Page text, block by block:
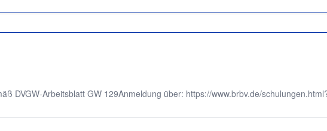
DVGW-Arbeitsblatt GW 129Anmeldung über: https://www.brbv.de/